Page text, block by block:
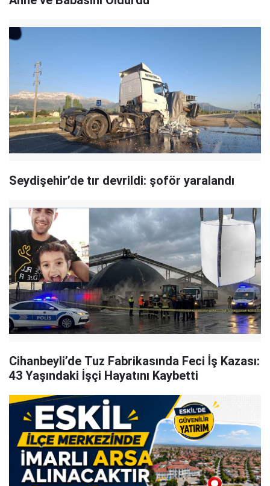
Seydişehir’de tır devrildi: şoför yaralandı
Cihanbeyli’de Tuz Fabrikasında Feci İş Kazası:
43 Yaşındaki İşçi Hayatını Kaybetti